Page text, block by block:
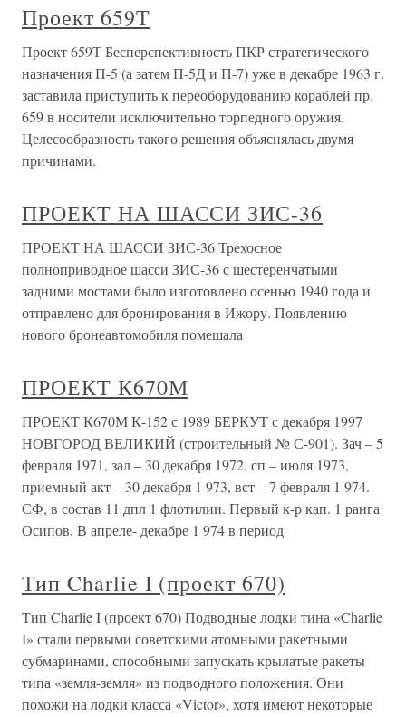
Проект 659Т
Проект 659Т Бесперспективность ПКР стратегического
назначения П-5 (а затем П-5Д и П-7) уже в декабре 1963 г.
заставила приступить к переоборудованию кораблей пр.
659 в носители исключительно торпедного оружия.
Целесообразность такого решения объяснялась двумя
причинами.
ПРОЕКТ НА ШАССИ ЗИС-36
ПРОЕКТ НА ШАССИ ЗИС-36 Трехосное
полноприводное шасси ЗИС-36 с шестеренчатыми
задними мостами было изготовлено осенью 1940 года и
отправлено для бронирования в Ижору. Появлению
нового бронеавтомобиля помешала
ПРОЕКТ К670М
ПРОЕКТ К670М К-152 с 1989 БЕРКУТ с декабря 1997
НОВГОРОД ВЕЛИКИЙ (строительный № С-901). Зач – 5
февраля 1971, зал – 30 декабря 1972, сп – июля 1973,
приемный акт – 30 декабря 1 973, вст – 7 февраля 1 974.
СФ, в состав 11 дпл 1 флотилии. Первый к-р кап. 1 ранга
Осипов. В апреле- декабре 1 974 в период
Тип Charlie I (проект 670)
Тип Charlie I (проект 670) Подводные лодки тина «Charlie
I» стали первыми советскими атомными ракетными
субмаринами, способными запускать крылатые ракеты
типа «земля-земля» из подводного положения. Они
похожи на лодки класса «Victor», хотя имеют некоторые